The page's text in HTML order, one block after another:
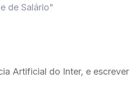
de Salário"
Artificial do Inter, e escrever